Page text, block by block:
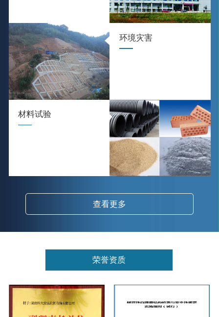
环境灾害
材料试验
查看更多
荣誉资质